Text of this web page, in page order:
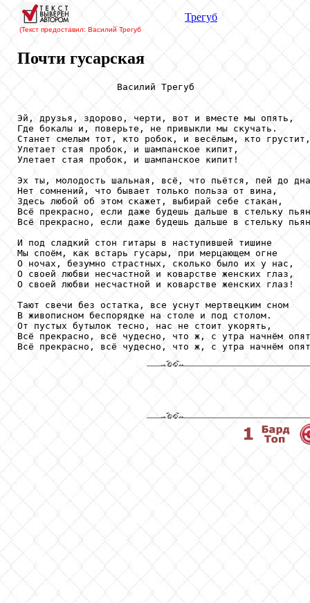
(Текст предоставил: Василий Трегуб
Трегуб
Почти гусарская
                  Василий Трегуб
Эй, друзья, здорово, черти, вот и вместе мы опять,
Где бокалы и, поверьте, не привыкли мы скучать.
Станет смелым тот, кто робок, и весёлым, кто грустит,
Улетает стая пробок, и шампанское кипит,
Улетает стая пробок, и шампанское кипит!
Эх ты, молодость шальная, всё, что пьётся, пей до
Нет сомнений, что бывает только польза от вина,
Здесь любой об этом скажет, выбирай себе стакан,
Всё прекрасно, если даже будешь дальше в стельку
Всё прекрасно, если даже будешь дальше в стельку
И под сладкий стон гитары в наступившей тишине
Мы споём, как встарь гусары, при мерцающем огне
О ночах, безумно страстных, сколько было их у нас,
О своей любви несчастной и коварстве женских глаз,
О своей любви несчастной и коварстве женских глаз!
Тают свечи без остатка, все уснут мертвецким сном
В живописном беспорядке на столе и под столом.
От пустых бутылок тесно, нас не стоит укорять,
Всё прекрасно, всё чудесно, что ж, с утра начнём
Всё прекрасно, всё чудесно, что ж, с утра начнём